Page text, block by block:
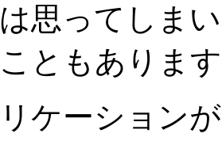
思ってしま
ともありま
ケーション